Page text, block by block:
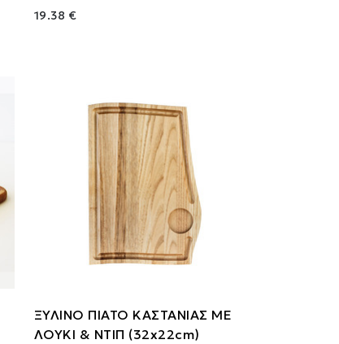
19.38 €
ΞΥΛΙΝΟ ΠΙΑΤΟ ΚΑΣΤΑΝΙΑΣ ΜΕ
ΛΟΥΚΙ & ΝΤΙΠ (32x22cm)